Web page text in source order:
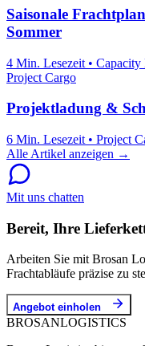
Saisonale
Sommer
4 Min. Lesezeit • Capacity
Project Cargo
Projektladung &
6 Min. Lesezeit • Project
Alle Artikel anzeigen →
Mit uns chatten
Bereit, Ihre
Arbeiten Sie mit Brosan
Frachtabläufe präzise zu
Angebot einholen
BROSANLOGISTICS